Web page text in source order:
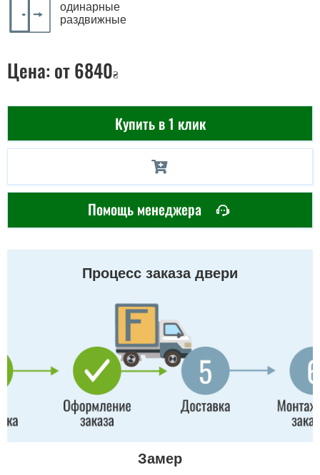
одинарные
раздвижные
Цена: от 6840₴
Купить в 1 клик
Помощь менеджера
Процесс заказа двери
Замер